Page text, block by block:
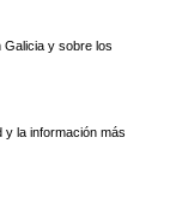
Galicia y sobre los
y la información más